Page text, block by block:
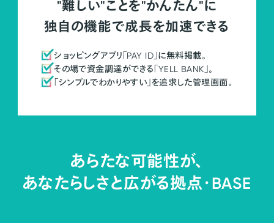
"難しい"ことを"かんたん"に
独自の機能で成長を加速できる
ショッピングアプリ「PAY ID」に無料掲載。
その場で資金調達ができる「YELL BANK」。
「シンプルでわかりやすい」を追求した管理画面。
あらたな可能性が、
あなたらしさと広がる拠点・BASE